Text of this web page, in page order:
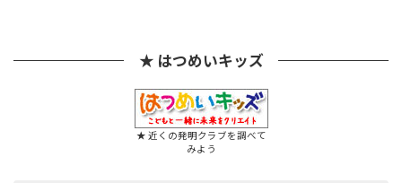
★ はつめいキッズ
★ 近くの発明クラブを調べて
みよう